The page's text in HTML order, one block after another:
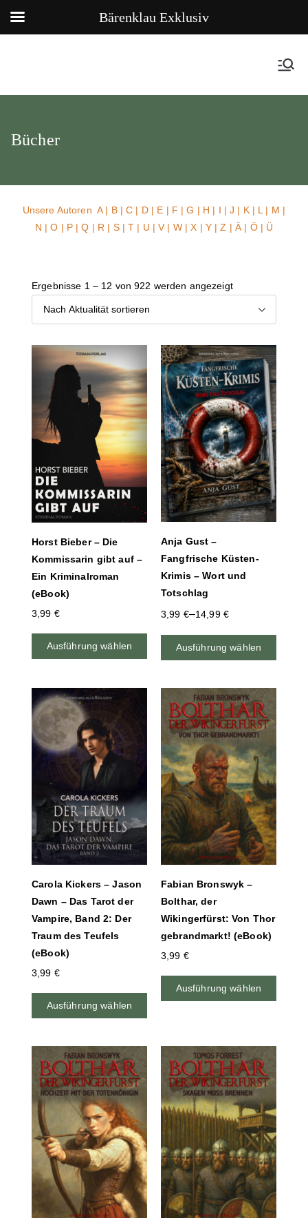
Bücher
Unsere AutorenA| B|C | D| E | F |G | H | I |J | K| L | M |
N |O | P|Q | R | S|T | U | V | W| X | Y | Z | Ä | Ö | Ü
Ergebnisse 1 – 12 von 922 werden angezeigt
Horst Bieber – Die
Kommissarin gibt auf –
Ein Kriminalroman
(eBook)
3,99 €
Ausführung wählen
Anja Gust –
Fangfrische Küsten-
Krimis – Wort und
Totschlag
3,99 €–14,99 €
Ausführung wählen
Carola Kickers – Jason
Dawn – Das Tarot der
Vampire, Band 2: Der
Traum des Teufels
(eBook)
3,99 €
Ausführung wählen
Fabian Bronswyk –
Bolthar, der
Wikingerfürst: Von Thor
gebrandmarkt! (eBook)
3,99 €
Ausführung wählen
Bärenklau Exklusiv